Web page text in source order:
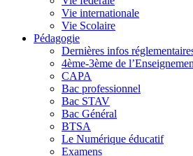
Vie internationale
Vie Scolaire
Pédagogie
Dernières infos
4ème-3ème de
CAPA
Bac professionnel
Bac STAV
Bac Général
BTSA
Le Numérique éducatif
Examens